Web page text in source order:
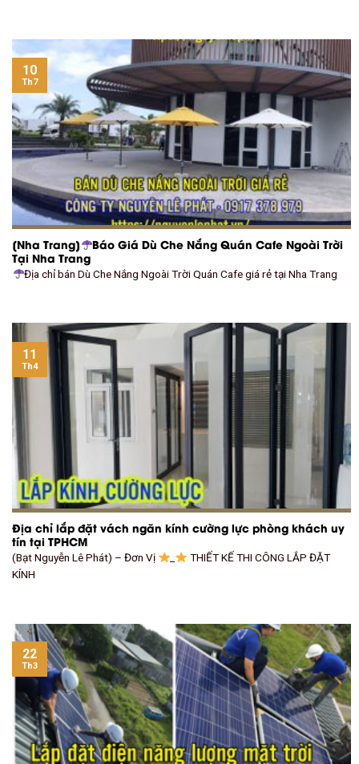
[Nha Trang]
Báo Giá Dù Che Nắng Quán Cafe Ngoài Trời
Tại Nha Trang
Địa chỉ bán Dù Che Nắng Ngoài Trời Quán Cafe giá rẻ tại Nha Trang
10
Th7
Địa chỉ lắp đặt vách ngăn kính cường lực phòng khách uy
tín tại TPHCM
(Bạt Nguyễn Lê Phát) – Đơn Vị
THIẾT KẾ THI CÔNG LẮP ĐẶT
KÍNH
11
Th4
22
Th3